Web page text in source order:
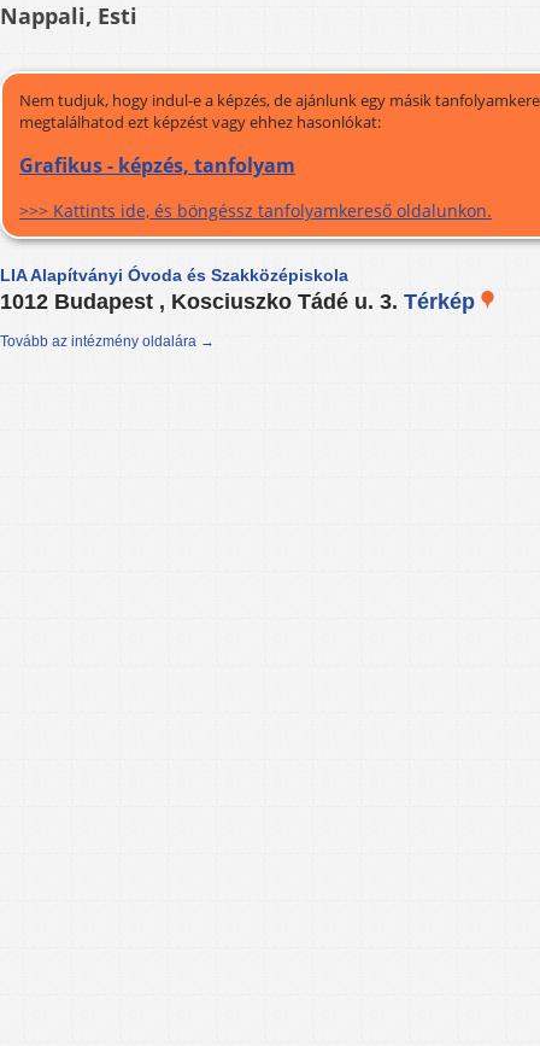
Nappali, Esti
Nem tudjuk, hogy indul-e a képzés, de ajánlunk egy másik
megtalálhatod ezt képzést vagy ehhez hasonlókat:
Grafikus - képzés, tanfolyam
>>> Kattints ide, és böngéssz tanfolyamkereső oldalunkon.
LIA Alapítványi Óvoda és Szakközépiskola
1012 Budapest , Kosciuszko Tádé u. 3. Térkép
Tovább az intézmény oldalára →